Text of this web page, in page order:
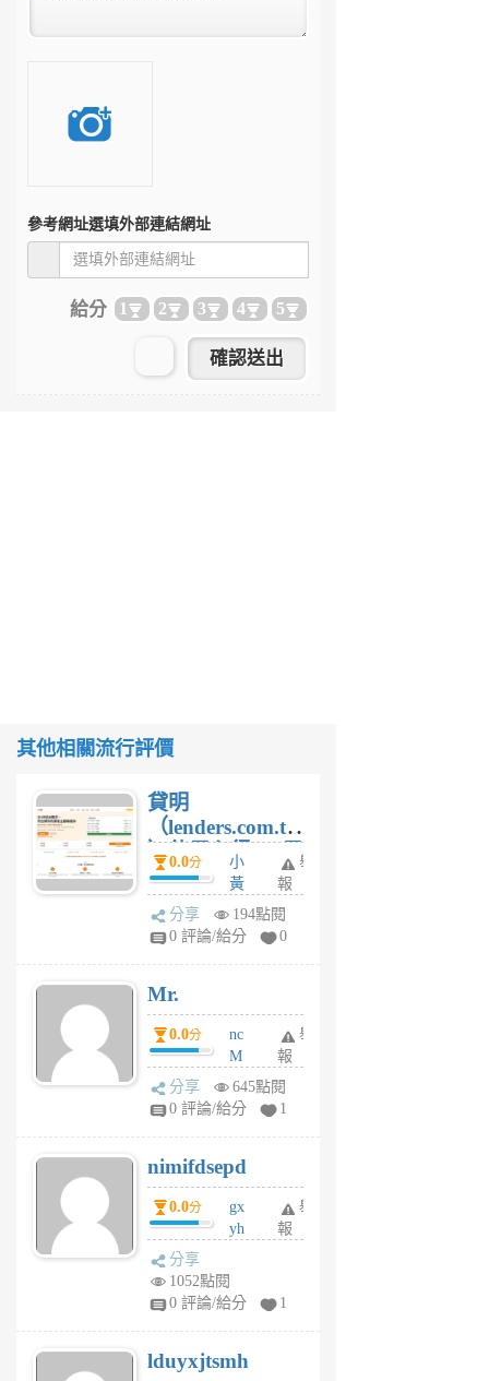
參考網址選填外部連結網址
給分 1 2 3 4 5
其他相關流行評價
貸明
（lenders.com.tw
）使用心得 — 民
間貸款比較平台
體驗
0.0分
小
黃
蜂
1
舉
報
分享
194點閱
0 評論/給分
0
Mr.
0.0分
nc
M
U
F
U
5
個
月
舉
報
分享
645點閱
0 評論/給分
1
nimifdsepd
0.0分
gx
yh
jl
月
舉
報
分享
1052點閱
0 評論/給分
1
lduyxjtsmh